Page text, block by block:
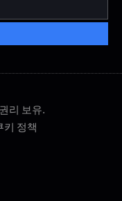
리 보유.
키 정책